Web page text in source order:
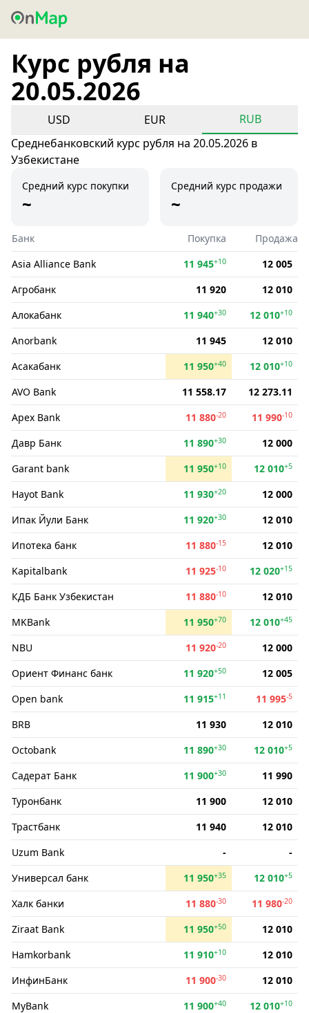
Курс рубля на
20.05.2026
USD EUR
RUB
Среднебанковский курс рубля на 20.05.2026 в
Узбекистане
Средний курс покупки
~
Средний курс продажи
~
Банк Покупка
Продажа
Asia Alliance Bank
11 945+10
12 005
Агробанк
11 920
12 010
Алокабанк
11 940+30 12 010+10
Anorbank 11 945
12 010
Асакабанк
11 950+40 12 010+10
AVO Bank 11 558.17
12 273.11
Apex Bank
11 880-20 11 990-10
Давр Банк 11 890+30
12 000
Garant bank
11 950+10 12 010+5
Hayot Bank 11 930+20
12 000
Ипак Йули Банк
11 920+30
12 010
Ипотека банк
11 880-15
12 010
Kapitalbank
11 925-10 12 020+15
КДБ Банк Узбекистан 11 880-10
12 010
MKBank
11 950+70 12 010+45
NBU 11 920-20
12 000
Ориент Финанс банк
11 920+50
12 005
Open bank
11 915+11 11 995-5
BRB 11 930
12 010
Octobank
11 890+30 12 010+5
Садерат Банк 11 900+30
11 990
Туронбанк
11 900
12 010
Трастбанк
11 940
12 010
Uzum Bank
-
-
Универсал банк
11 950+35 12 010+5
Халк банки 11 880-30 11 980-20
Ziraat Bank 11 950+50
12 010
Hamkorbank
11 910+10
12 010
ИнфинБанк
11 900-30
12 010
MyBank
11 900+40 12 010+10